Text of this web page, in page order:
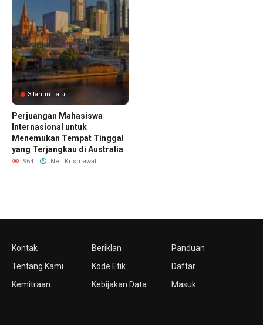
3 tahun lalu
Perjuangan Mahasiswa
Internasional untuk
Menemukan Tempat Tinggal
yang Terjangkau di Australia
964 Neli Krismawati
Kontak
Tentang Kami
Kemitraan
Beriklan
Kode Etik
Kebijakan Data
Panduan
Daftar
Masuk